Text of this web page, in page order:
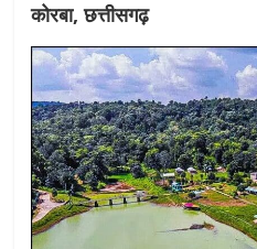
कोरबा, छत्तीसगढ़